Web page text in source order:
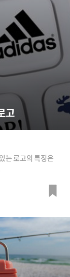
고
는 로고의 특징은